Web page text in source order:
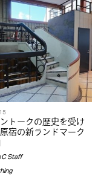
トークの歴史を受け
宿の新ランドマーク
Staff